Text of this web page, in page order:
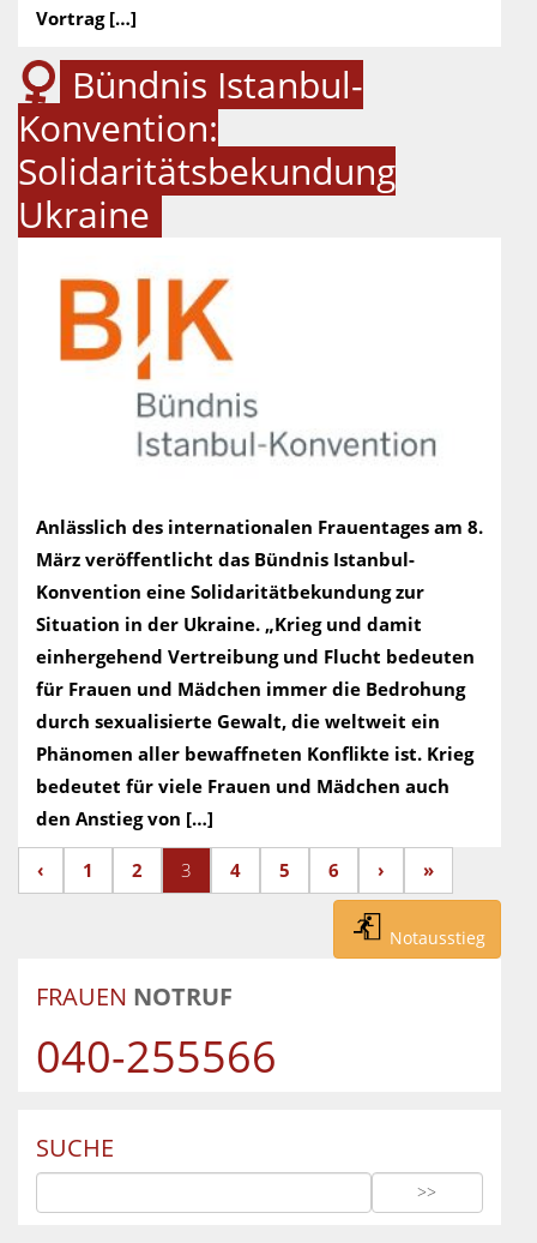
Vortrag […]
Bündnis Istanbul-
Konvention:
Solidaritätsbekundung
Ukraine
Anlässlich des internationalen Frauentages am 8.
März veröffentlicht das Bündnis Istanbul-
Konvention eine Solidaritätbekundung zur
Situation in der Ukraine. „Krieg und damit
einhergehend Vertreibung und Flucht bedeuten
für Frauen und Mädchen immer die Bedrohung
durch sexualisierte Gewalt, die weltweit ein
Phänomen aller bewaffneten Konflikte ist. Krieg
bedeutet für viele Frauen und Mädchen auch
den Anstieg von […]
‹ 1 2 3 4 5 6 › »
Notausstieg
FRAUEN NOTRUF
040-255566
SUCHE